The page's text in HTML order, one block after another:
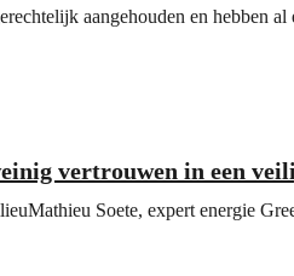
aangehouden en hebben al
vertrouwen in een
Soete, expert energie